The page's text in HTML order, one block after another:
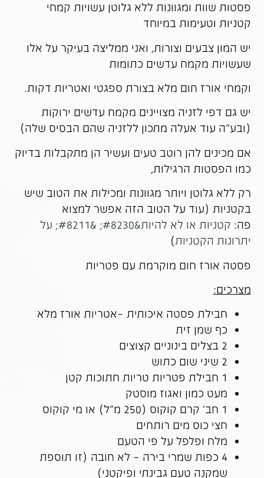
פסטות שוות ומגוונות ללא גלוטן עשויות קמחי
קטניות וטעימות במיוחד
יש המון צבעים וצורות, ואני ממליצה בעיקר על אלו
שעשויות מקמח עדשים כתומות
וקמחי אורז חום מלא בצורת ספגטי ואטריות דקות.
יש גם דפי לזניה מצויינים מקמח עדשים ירוקות
(ובע"ה עוד אעלה מתכון ללזניה שהם הבסיס שלה)
אם מכינים להן רוטב טעים ועשיר הן מתקבלות בדיוק
כמו הפסטות הרגילות,
רק ללא גלוטן ויותר מגוונות ומכילות את הטוב שיש
בקטניות (עוד על הטוב הזה אפשר למצוא
פה:
קטניות או לא להיות&#8230; &#8211; על
יתרונות הקטניות)
פסטה אורז חום מוקרמת עם פטריות
מצרכים:
חבילת פסטה איכותית –אטריות אורז מלא
כף שמן זית
2 בצלים בינוניים קצוצים
2 שיני שום כתוש
1 חבילת פטריות טריות חתוכות קטן
מעט כמון ואגוז מוסטק
1 חב' קרם קוקוס (250 מ"ל) או מי קוקוס
חצי כוס מים רותחים
מלח ופלפל על פי הטעם
4 כפות שמרי בירה – לא חובה (זו תוספת
שמקנה טעם גבינתי ופיקטני)